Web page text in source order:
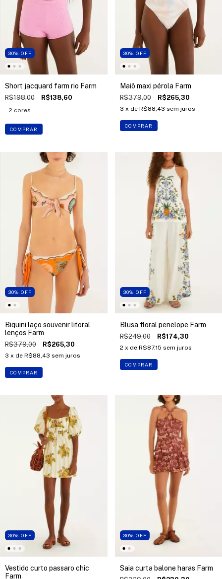
30% OFF
Short jacquard farm rio Farm
R$198,00 R$138,60
2 cores
COMPRAR
30% OFF
Maiô maxi pérola Farm
R$379,00 R$265,30
3 x de R$88,43 sem juros
COMPRAR
30% OFF
Biquini laço souvenir litoral
lenços Farm
R$379,00 R$265,30
3 x de R$88,43 sem juros
COMPRAR
30% OFF
Blusa floral penelope Farm
R$249,00 R$174,30
2 x de R$87,15 sem juros
COMPRAR
30% OFF
Vestido curto passaro chic
Farm
30% OFF
Saia curta balone haras Farm